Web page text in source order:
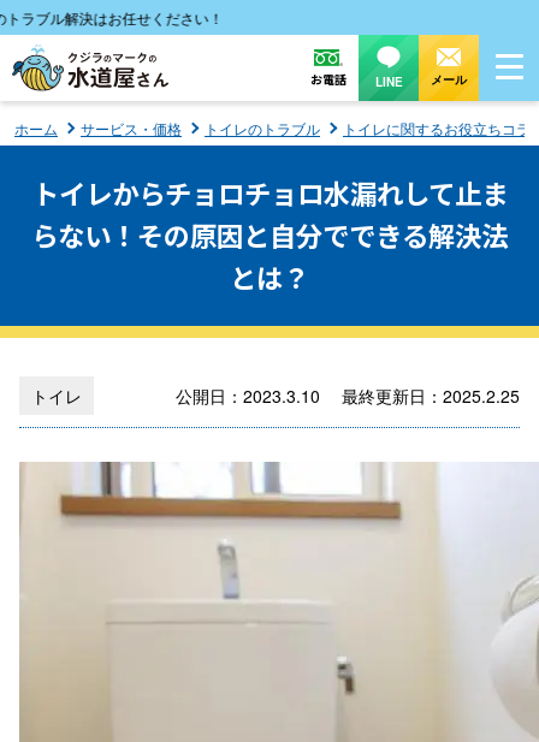
ル解決はお任せください！
お電話 LINE メール
ホーム サービス・価格 トイレのトラブル トイレに関するお役立ちコラ
トイレからチョロチョロ水漏れして止ま
らない！その原因と自分でできる解決法
とは？
トイレ 公開日：2023.3.10 最終更新日：2025.2.25